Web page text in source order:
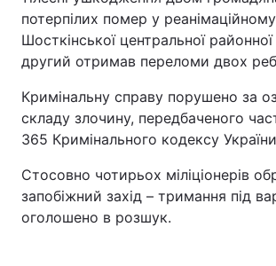
потерпілих помер у реанімаційному
Шосткінської центральної районної
другий отримав переломи двох
Кримінальну справу порушено за
складу злочину, передбаченого
365 Кримінального кодексу
Стосовно чотирьох міліціонерів
запобіжний захід – тримання під
оголошено в розшук.